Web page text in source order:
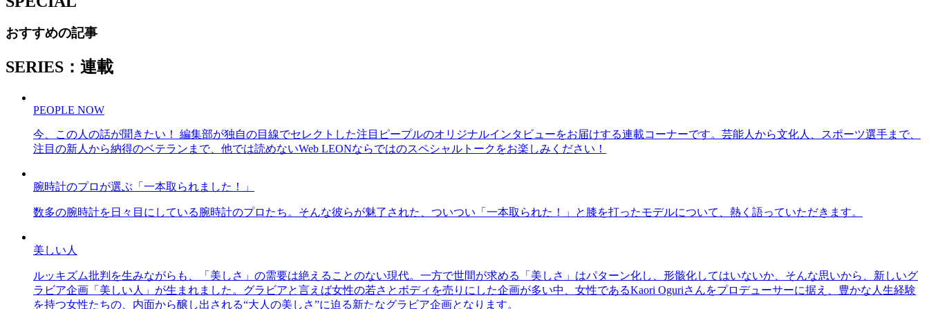
おすすめの記事
SERIES：連載
PEOPLE NOW
今、この人の話が聞きたい！ 編集部が独自の目線でセレクトした注目ピープルのオリジナルインタビューをお届けする連載コーナーです。芸能人から文化人、スポーツ選手まで、
注目の新人から納得のベテランまで、他では読めないWeb LEONならではのスペシャルトークをお楽しみください！
腕時計のプロが選ぶ「一本取られました！」
数多の腕時計を日々目にしている腕時計のプロたち。そんな彼らが魅了された、ついつい「一本取られた！」と膝を打ったモデルについて、熱く語っていただきます。
美しい人
ルッキズム批判を生みながらも、「美しさ」の需要は絶えることのない現代。一方で世間が求める「美しさ」はパターン化し、形骸化してはいないか、そんな思いから、新しいグ
ラビア企画「美しい人」が生まれました。グラビアと言えば女性の若さとボディを売りにした企画が多い中、女性であるKaori Oguriさんをプロデューサーに据え、豊かな人生経験
を持つ女性たちの、内面から醸し出される“大人の美しさ”に迫る新たなグラビア企画となります。